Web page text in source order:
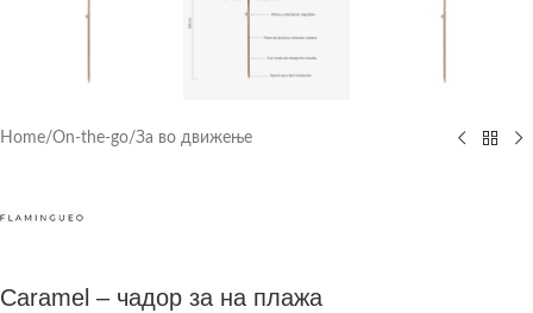
Home/On-the-go/За во движење
Caramel – чадор за на плажа